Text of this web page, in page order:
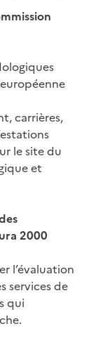
carrières,
le site du
et
2000
l’évaluation
services de
qui